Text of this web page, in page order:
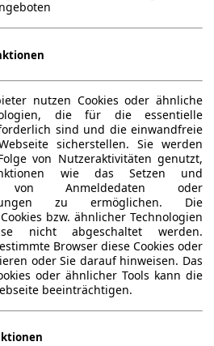
5
900 kg
km (komb.)
100km
nutzen Cookies oder ähnliche
die für die essentielle
sind und die einwandfreie
sicherstellen. Sie werden
von Nutzeraktivitäten genutzt,
wie das Setzen und
von Anmeldedaten oder
zu ermöglichen. Die
bzw. ähnlicher Technologien
nicht abgeschaltet werden.
Browser diese Cookies oder
oder Sie darauf hinweisen. Das
oder ähnlicher Tools kann die
beeinträchtigen.